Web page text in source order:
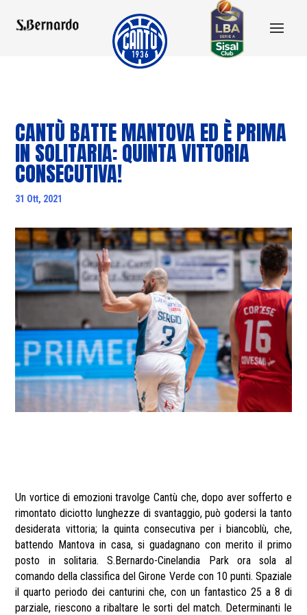
CANTÙ BATTE MANTOVA ED È PRIMA
IN SOLITARIA: QUINTA VITTORIA
CONSECUTIVA!
31 Ott, 2021
Un vortice di emozioni travolge Cantù che, dopo aver sofferto e
rimontato diciotto lunghezze di svantaggio, può godersi la tanto
desiderata vittoria; la quinta consecutiva per i biancoblù, che,
battendo Mantova in casa, si guadagnano con merito il primo
posto in solitaria. S.Bernardo-Cinelandia Park ora sola al
comando della classifica del Girone Verde con 10 punti. Spaziale
il quarto periodo dei canturini che, con un fantastico 25 a 8 di
parziale, riescono a ribaltare le sorti del match. Determinanti le